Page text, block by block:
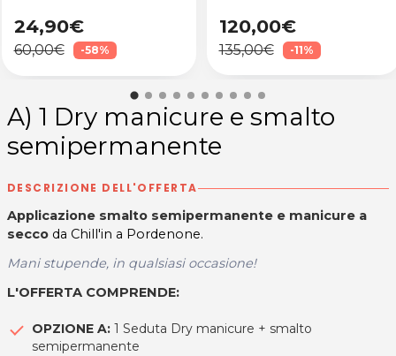
24,90€
60,00€ -58%
120,00€
135,00€ -11%
A) 1 Dry manicure e smalto
semipermanente
DESCRIZIONE DELL'OFFERTA
Applicazione smalto semipermanente e manicure a
secco da Chill'in a Pordenone.
Mani stupende, in qualsiasi occasione!
L'OFFERTA COMPRENDE:
OPZIONE A: 1 Seduta Dry manicure + smalto
semipermanente